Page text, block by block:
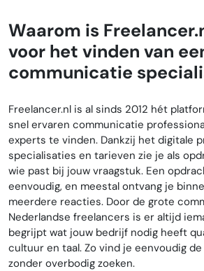
Waarom is
voor het vinden van
communicatie
Freelancer.nl is al sinds 2012 hét
snel ervaren communicatie
experts te vinden. Dankzij het digitale
specialisaties en tarieven zie je als
wie past bij jouw vraagstuk. Een
eenvoudig, en meestal ontvang je
meerdere reacties. Door de grote
Nederlandse freelancers is er altijd
begrijpt wat jouw bedrijf nodig heeft
cultuur en taal. Zo vind je eenvoudig
zonder overbodig zoeken.